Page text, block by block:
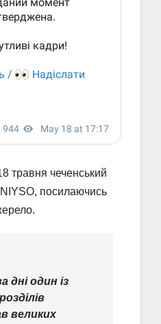
травня чеченський
посилаючись
дні один із
великих